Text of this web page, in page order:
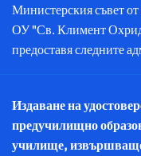
Министерския съвет
ОУ "Св. Климент
предоставя следните
Издаване на
предучилищно
училище,